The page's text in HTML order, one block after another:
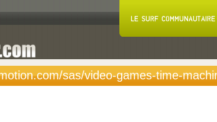
sas/video-games-time-